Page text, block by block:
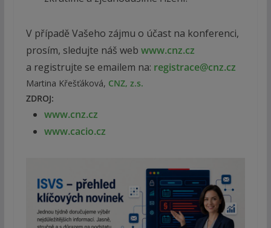
V případě Vašeho zájmu o účast na konferenci,
prosím, sledujte náš web www.cnz.cz
a registrujte se emailem na: registrace@cnz.cz
Martina Křešťáková, CNZ, z.s.
ZDROJ:
www.cnz.cz
www.cacio.cz